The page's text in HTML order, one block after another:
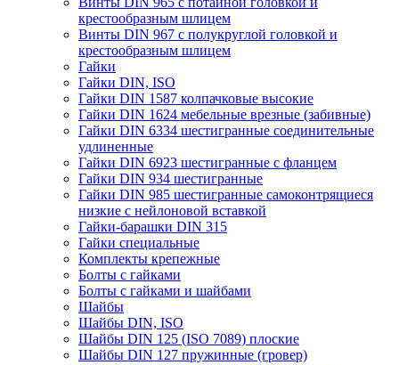
крестообразным шлицем
Винты DIN 967 с полукруглой головкой и
крестообразным шлицем
Гайки
Гайки DIN, ISO
Гайки DIN 1587 колпачковые высокие
Гайки DIN 1624 мебельные врезные (забивные)
Гайки DIN 6334 шестигранные соединительные
удлиненные
Гайки DIN 6923 шестигранные с фланцем
Гайки DIN 934 шестигранные
Гайки DIN 985 шестигранные самоконтрящиеся
низкие с нейлоновой вставкой
Гайки-барашки DIN 315
Гайки специальные
Комплекты крепежные
Болты с гайками
Болты с гайками и шайбами
Шайбы
Шайбы DIN, ISO
Шайбы DIN 125 (ISO 7089) плоские
Шайбы DIN 127 пружинные (гровер)